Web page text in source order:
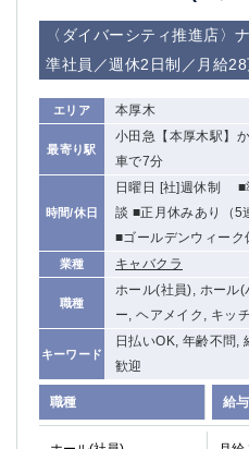
〈ダイバーシティ推進店〉
準社員／週休2日制／月給
エリア 本厚木
最寄り駅
小田急【本厚木駅】
車で7分
時間/休日
日曜日 [社]週休制 ■
談 ■正月休みあり（5
■ゴールデンウィーク
業種 キャバクラ
職種
ホール(社員), ホール
ー, ヘアメイク, キッ
キーワード
日払いOK, 年齢不問,
歓迎
職種 給与
西船橋
佐倉
柏（西口）
木
柏（東口）
下
茂原
八千代台
本
栃木県
宇都宮
東武宇都宮（宇都宮西口）
土浦
群馬県